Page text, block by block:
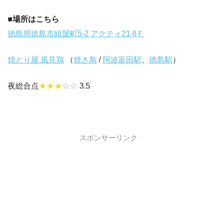
■場所はこちら
徳島県徳島市紺屋町5-2 アクティ21 8Ｆ
焼とり屋 風見鶏 （焼き鳥 / 阿波富田駅 徳島駅）
夜総合点★★★☆☆ 3.5
スポンサーリンク